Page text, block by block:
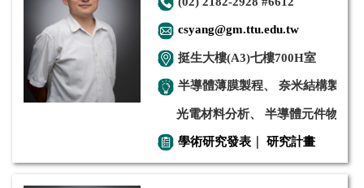
csyang@gm.ttu.edu.tw
挺生大樓(A3)七樓700H室
半導體薄膜製程、 奈米結構製作
光電材料分析、 半導體元件物理
學術研究發表 ｜ 研究計畫